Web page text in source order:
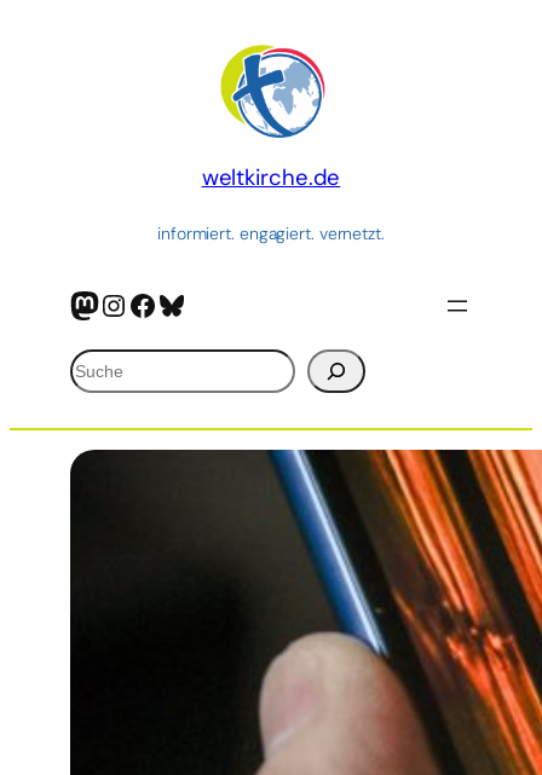
weltkirche.de
informiert. engagiert. vernetzt.
Mastodon
Instagram
Facebook
Bluesky
Suchen